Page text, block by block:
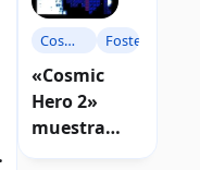
Cosmic
Hero
Foster
«Cosmic
Hero 2»
muestra